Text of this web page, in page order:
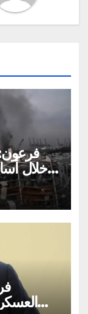
فرعون:
خلال